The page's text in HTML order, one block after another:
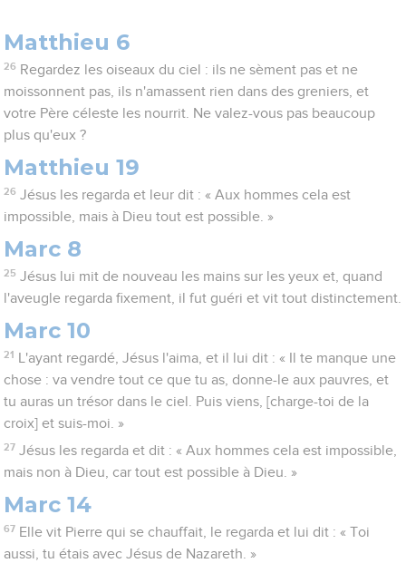
Matthieu 6
26 Regardez les oiseaux du ciel : ils ne sèment pas et ne
moissonnent pas, ils n'amassent rien dans des greniers, et
votre Père céleste les nourrit. Ne valez-vous pas beaucoup
plus qu'eux ?
Matthieu 19
26 Jésus les regarda et leur dit : « Aux hommes cela est
impossible, mais à Dieu tout est possible. »
Marc 8
25 Jésus lui mit de nouveau les mains sur les yeux et, quand
l'aveugle regarda fixement, il fut guéri et vit tout distinctement.
Marc 10
21
L'ayant regardé, Jésus l'aima, et il lui dit : « Il te manque une
chose : va vendre tout ce que tu as, donne-le aux pauvres, et
tu auras un trésor dans le ciel. Puis viens, [charge-toi de la
croix] et suis-moi. »
27 Jésus les regarda et dit : « Aux hommes cela est impossible,
mais non à Dieu, car tout est possible à Dieu. »
Marc 14
67 Elle vit Pierre qui se chauffait, le regarda et lui dit : « Toi
aussi, tu étais avec Jésus de Nazareth. »